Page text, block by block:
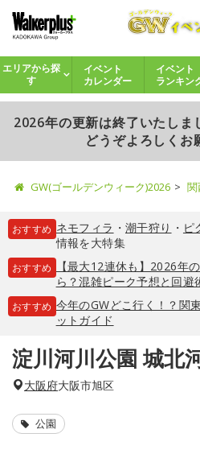
エリアから探
す
イベント
カレンダー
イベント
ランキン
2026年の更新は終了いたしま
どうぞよろしくお
GW(ゴールデンウィーク)2026 関
おすすめ ネモフィラ ・ 潮干狩り ・ ピ
情報を大特集
おすすめ
【最大12連休も】2026年
ら？混雑ピーク予想と回避
おすすめ 今年のGWどこ行く！？関
ットガイド
淀川河川公園 城北
大阪府大阪市旭区
公園